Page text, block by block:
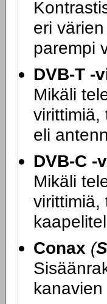
eri
parempi
DVB-T -
Mikäli
virittimiä,
eli
DVB-C -
Mikäli
virittimiä,
Conax (